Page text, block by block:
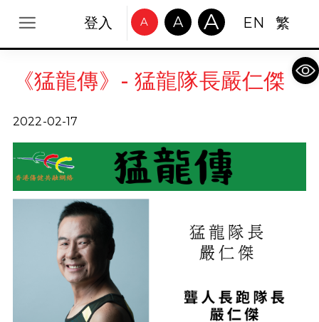
登入 A A A EN 繁
《猛龍傳》- 猛龍隊長嚴仁傑
2022-02-17